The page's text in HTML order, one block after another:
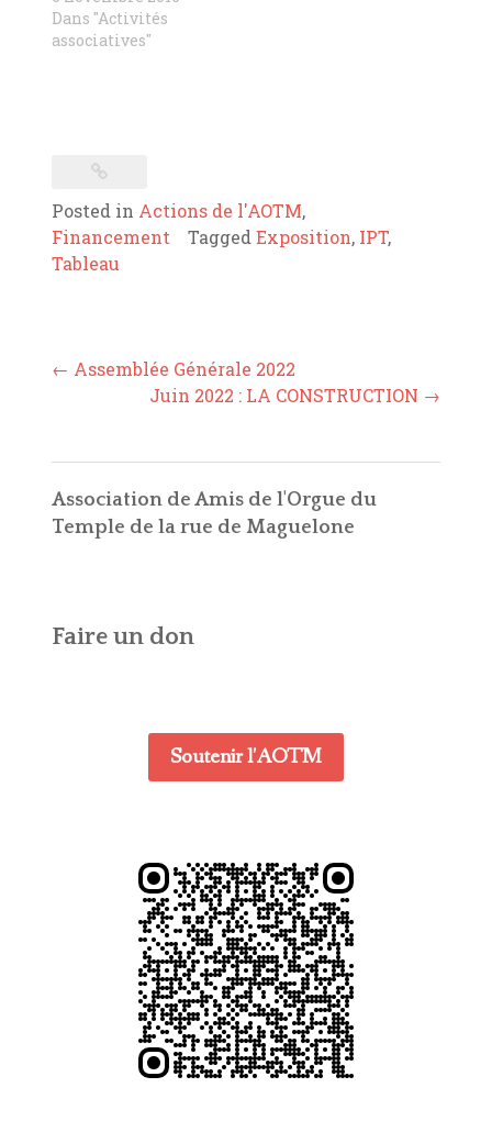
Dans "Activités
associatives"
Posted in Actions de l'AOTM,
Financement
Tagged Exposition, IPT,
Tableau
Post
← Assemblée Générale 2022
Juin 2022 : LA CONSTRUCTION →
Association de Amis de l'Orgue du
Temple de la rue de Maguelone
Faire un don
Soutenir l'AOTM